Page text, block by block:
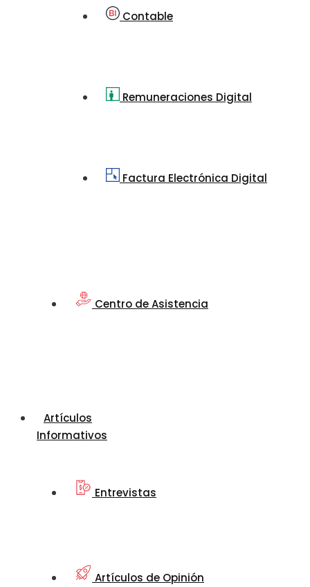
Contable
Remuneraciones Digital
Factura Electrónica Digital
Centro de Asistencia
Artículos
Informativos
Entrevistas
Artículos de Opinión